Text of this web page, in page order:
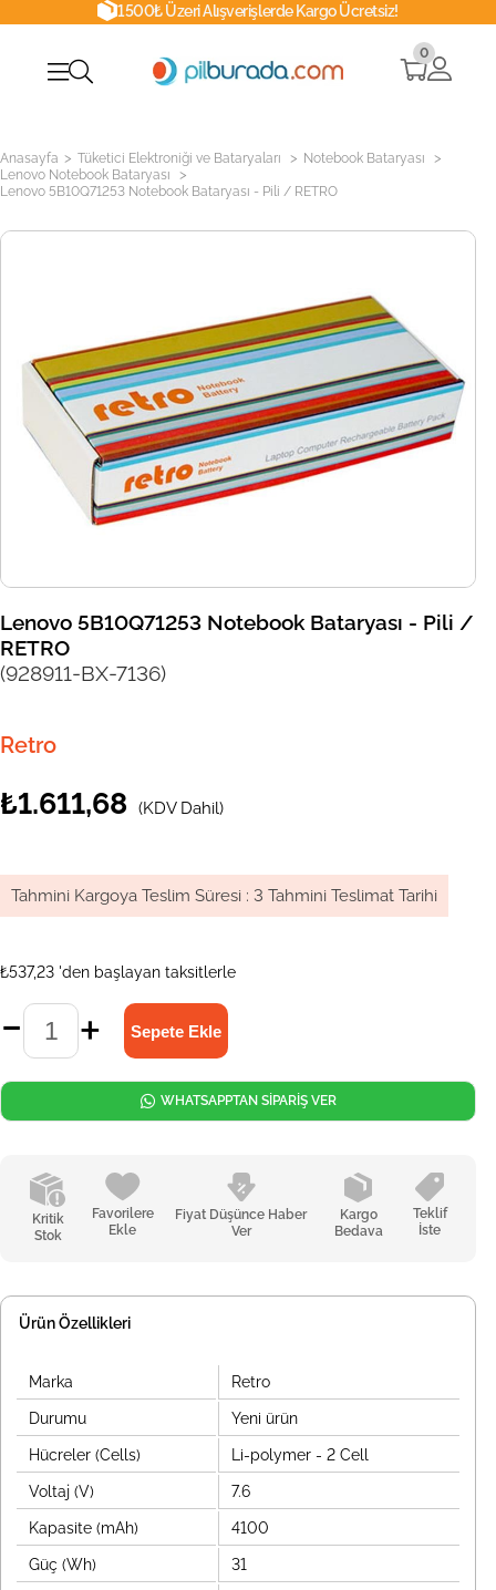
1500₺ Üzeri Alışverişlerde Kargo Ücretsiz!
0
Anasayfa > Tüketici Elektroniği ve Bataryaları > Notebook Bataryası >
Lenovo Notebook Bataryası >
Lenovo 5B10Q71253 Notebook Bataryası - Pili / RETRO
Lenovo 5B10Q71253 Notebook Bataryası - Pili /
RETRO
(928911-BX-7136)
Retro
₺1.611,68 (KDV Dahil)
Tahmini Kargoya Teslim Süresi : 3 Tahmini Teslimat Tarihi
₺537,23 'den başlayan taksitlerle
Kritik
Stok
Favorilere
Ekle
Fiyat Düşünce Haber
Ver
Kargo
Bedava
Teklif
İste
WHATSAPPTAN SİPARİŞ VER
Ürün Özellikleri
Marka Retro
Durumu Yeni ürün
Hücreler (Cells) Li-polymer - 2 Cell
Voltaj (V) 7.6
Kapasite (mAh) 4100
Güç (Wh) 31